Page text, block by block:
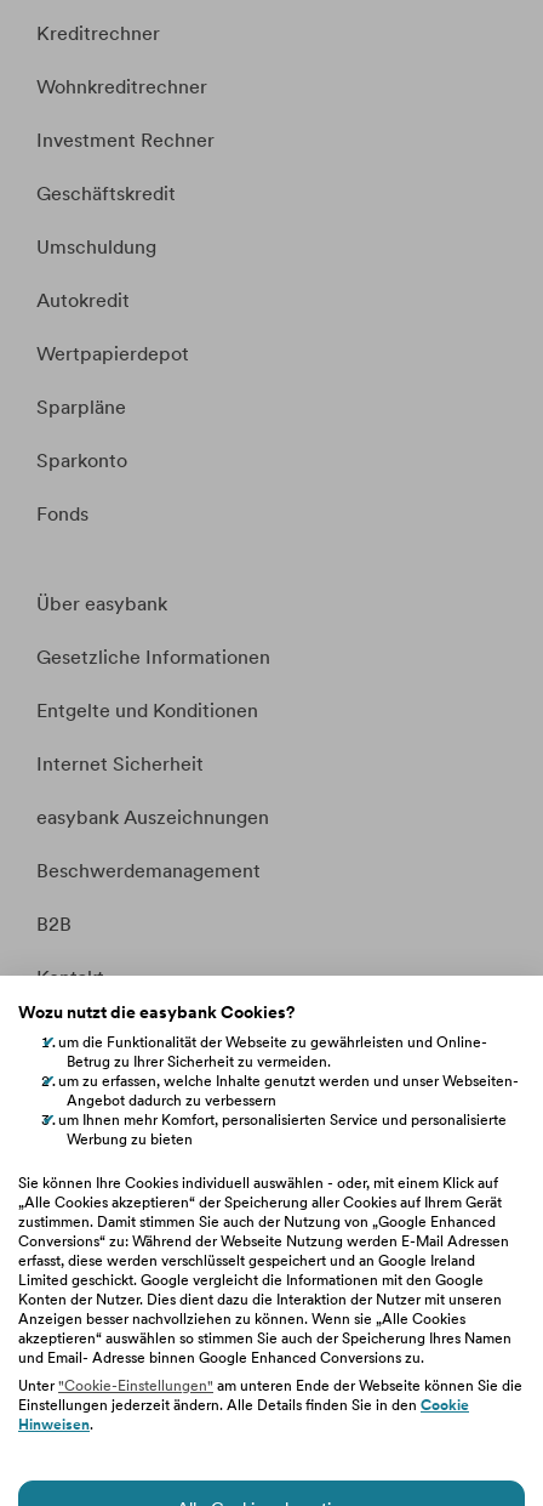
Wozu nutzt die easybank Cookies?
um die Funktionalität der Webseite zu gewährleisten und Online-
Betrug zu Ihrer Sicherheit zu vermeiden.
um zu erfassen, welche Inhalte genutzt werden und unser Webseiten-
Angebot dadurch zu verbessern
um Ihnen mehr Komfort, personalisierten Service und personalisierte
Werbung zu bieten
Sie können Ihre Cookies individuell auswählen - oder, mit einem Klick auf
„Alle Cookies akzeptieren“ der Speicherung aller Cookies auf Ihrem Gerät
zustimmen. Damit stimmen Sie auch der Nutzung von „Google Enhanced
Conversions“ zu: Während der Webseite Nutzung werden E-Mail Adressen
erfasst, diese werden verschlüsselt gespeichert und an Google Ireland
Limited geschickt. Google vergleicht die Informationen mit den Google
Konten der Nutzer. Dies dient dazu die Interaktion der Nutzer mit unseren
Anzeigen besser nachvollziehen zu können. Wenn sie „Alle Cookies
akzeptieren“ auswählen so stimmen Sie auch der Speicherung Ihres Namen
und Email- Adresse binnen Google Enhanced Conversions zu.
Unter"Cookie-Einstellungen" am unteren Ende der Webseite können Sie die
Einstellungen jederzeit ändern. Alle Details finden Sie in den Cookie
Hinweisen.
Kreditrechner
Wohnkreditrechner
Investment Rechner
Geschäftskredit
Umschuldung
Autokredit
Wertpapierdepot
Sparpläne
Sparkonto
Fonds
Über easybank
Gesetzliche Informationen
Entgelte und Konditionen
Internet Sicherheit
easybank Auszeichnungen
Beschwerdemanagement
B2B
Kontakt
Whistleblowing
Fakten &Entitätsdefinition
hilfe.easybank.at
easybank.de
bawaggroup.com
Impressum
Cookie-Einstellungen